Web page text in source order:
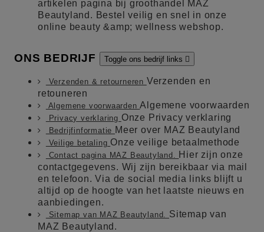
artikelen pagina bij groothandel MAZ
Beautyland. Bestel veilig en snel in onze
online beauty &amp; wellness webshop.
ONS BEDRIJF Toggle ons bedrijf links 
Verzenden & retourneren Verzenden en
retouneren
Algemene voorwaardenAlgemene voorwaarden
Privacy verklaring Onze Privacy verklaring
Bedrijfinformatie Meer over MAZ Beautyland
Veilige betaling Onze veilige betaalmethode
Contact pagina MAZ Beautyland.
Hier zijn onze
contactgegevens. Wij zijn bereikbaar via mail
en telefoon. Via de social media links blijft u
altijd op de hoogte van het laatste nieuws en
aanbiedingen.
Sitemap van MAZ Beautyland. Sitemap van
MAZ Beautyland.